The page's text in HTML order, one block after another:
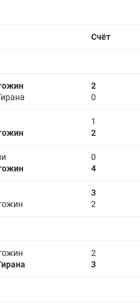
Счёт
2
0
1
2
0
4
3
2
2
3